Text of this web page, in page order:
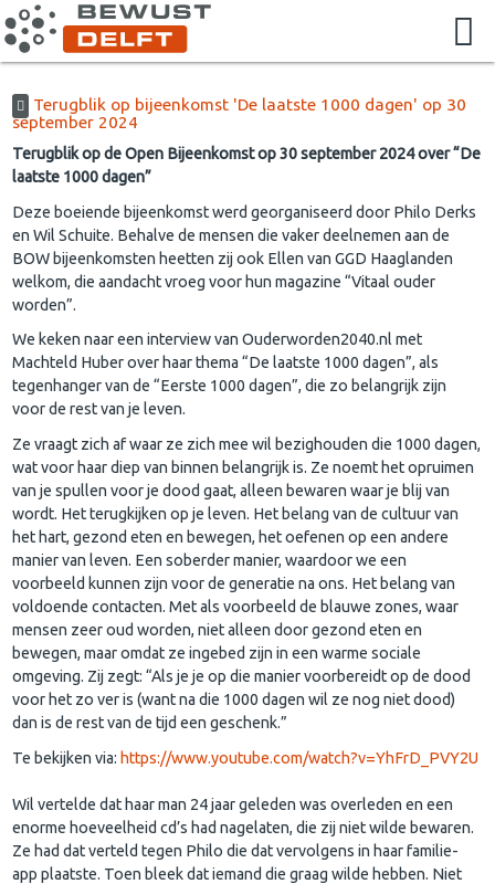
Terugblik op bijeenkomst 'De laatste 1000 dagen' op 30
september 2024
Terugblik op de Open Bijeenkomst op 30 september 2024 over “De
laatste 1000 dagen”
Deze boeiende bijeenkomst werd georganiseerd door Philo Derks
en Wil Schuite. Behalve de mensen die vaker deelnemen aan de
BOW bijeenkomsten heetten zij ook Ellen van GGD Haaglanden
welkom, die aandacht vroeg voor hun magazine “Vitaal ouder
worden”.
We keken naar een interview van Ouderworden2040.nl met
Machteld Huber over haar thema “De laatste 1000 dagen”, als
tegenhanger van de “Eerste 1000 dagen”, die zo belangrijk zijn
voor de rest van je leven.
Ze vraagt zich af waar ze zich mee wil bezighouden die 1000 dagen,
wat voor haar diep van binnen belangrijk is. Ze noemt het opruimen
van je spullen voor je dood gaat, alleen bewaren waar je blij van
wordt. Het terugkijken op je leven. Het belang van de cultuur van
het hart, gezond eten en bewegen, het oefenen op een andere
manier van leven. Een soberder manier, waardoor we een
voorbeeld kunnen zijn voor de generatie na ons. Het belang van
voldoende contacten. Met als voorbeeld de blauwe zones, waar
mensen zeer oud worden, niet alleen door gezond eten en
bewegen, maar omdat ze ingebed zijn in een warme sociale
omgeving. Zij zegt: “Als je je op die manier voorbereidt op de dood
voor het zo ver is (want na die 1000 dagen wil ze nog niet dood)
dan is de rest van de tijd een geschenk.”
Te bekijken via:https://www.youtube.com/watch?v=YhFrD_PVY2U
Wil vertelde dat haar man 24 jaar geleden was overleden en een
enorme hoeveelheid cd’s had nagelaten, die zij niet wilde bewaren.
Ze had dat verteld tegen Philo die dat vervolgens in haar familie-
app plaatste. Toen bleek dat iemand die graag wilde hebben. Niet